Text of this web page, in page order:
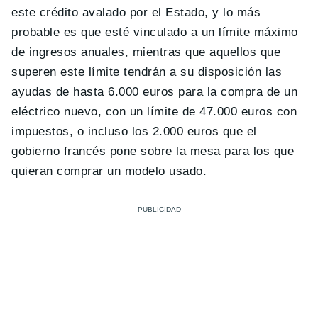
este crédito avalado por el Estado, y lo más
probable es que esté vinculado a un límite máximo
de ingresos anuales, mientras que aquellos que
superen este límite tendrán a su disposición las
ayudas de hasta 6.000 euros para la compra de un
eléctrico nuevo, con un límite de 47.000 euros con
impuestos, o incluso los 2.000 euros que el
gobierno francés pone sobre la mesa para los que
quieran comprar un modelo usado.